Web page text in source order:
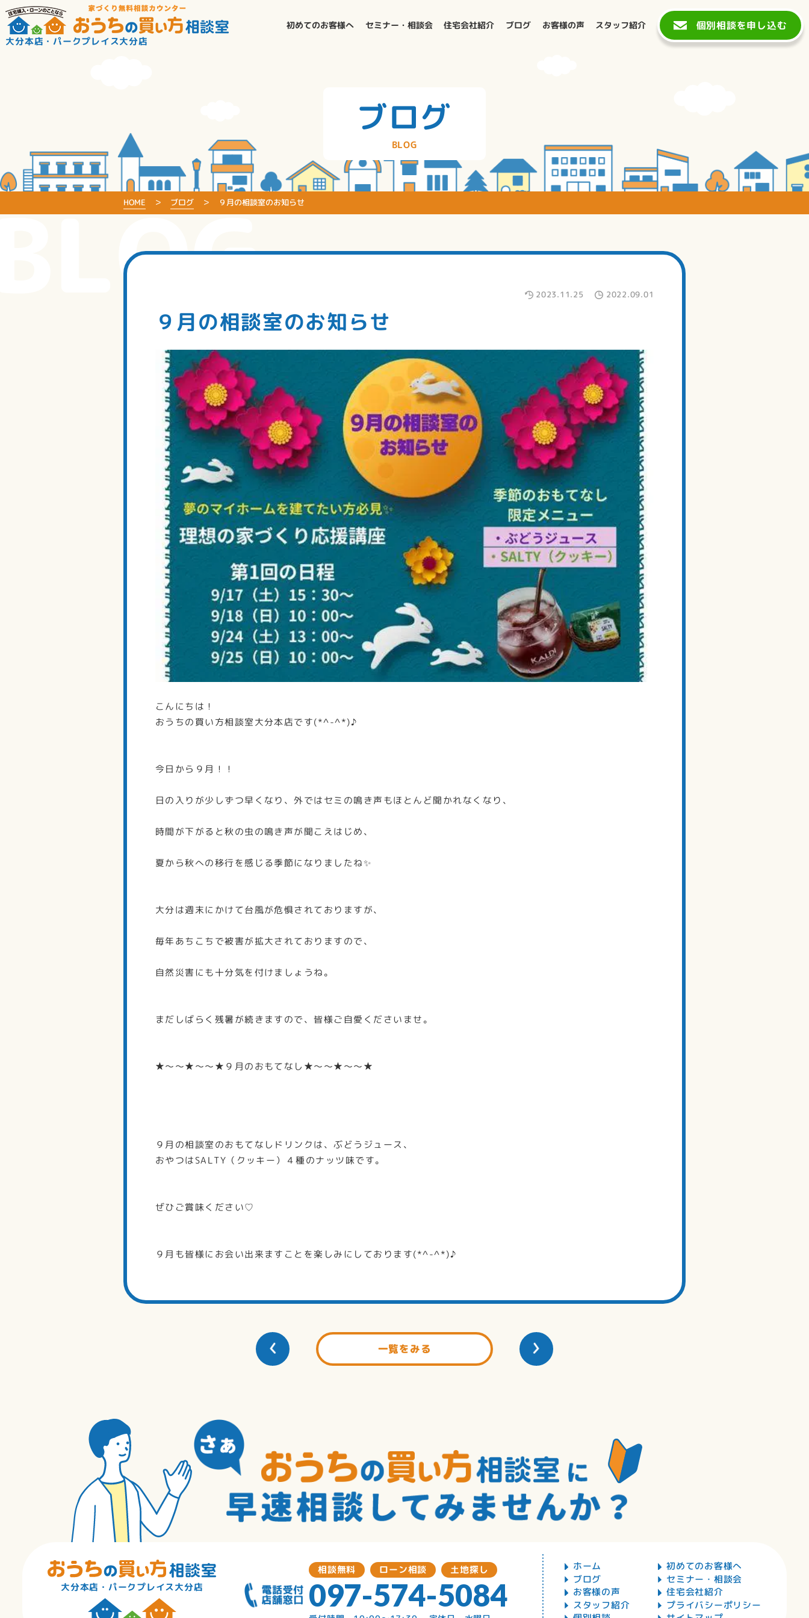
大分本店・パークプレイス大分店
初めてのお客様へ セミナー・相談会 住宅会社紹介 ブログ お客様の声 スタッフ紹介 個別相談を申し込む
ブログ
BLOG
HOME ブログ ９月の相談室のお知らせ
2023.11.25 2022.09.01
９月の相談室のお知らせ
こんにちは！
おうちの買い方相談室大分本店です(*^-^*)♪
今日から９月！！
日の入りが少しずつ早くなり、外ではセミの鳴き声もほとんど聞かれなくなり、
時間が下がると秋の虫の鳴き声が聞こえはじめ、
夏から秋への移行を感じる季節になりましたね✨
大分は週末にかけて台風が危惧されておりますが、
毎年あちこちで被害が拡大されておりますので、
自然災害にも十分気を付けましょうね。
まだしばらく残暑が続きますので、皆様ご自愛くださいませ。
★～～★～～★９月のおもてなし★～～★～～★
９月の相談室のおもてなしドリンクは、ぶどうジュース、
おやつはSALTY（クッキー）４種のナッツ味です。
ぜひご賞味ください♡
９月も皆様にお会い出来ますことを楽しみにしております(*^-^*)♪
一覧をみる
大分本店・パークプレイス大分店
相談無料 ローン相談 土地探し
097-574-5084
ホーム
ブログ
お客様の声
スタッフ紹介
初めてのお客様へ
セミナー・相談会
住宅会社紹介
プライバシーポリシー